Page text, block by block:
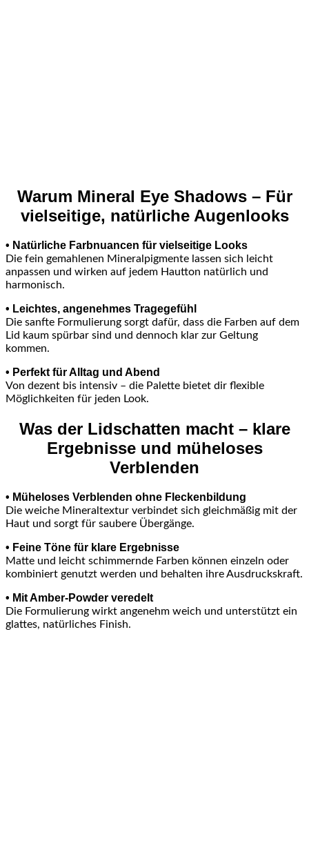
Warum Mineral Eye Shadows – Für
vielseitige, natürliche Augenlooks
• Natürliche Farbnuancen für vielseitige Looks
Die fein gemahlenen Mineralpigmente lassen sich leicht
anpassen und wirken auf jedem Hautton natürlich und
harmonisch.
• Leichtes, angenehmes Tragegefühl
Die sanfte Formulierung sorgt dafür, dass die Farben auf dem
Lid kaum spürbar sind und dennoch klar zur Geltung
kommen.
• Perfekt für Alltag und Abend
Von dezent bis intensiv – die Palette bietet dir flexible
Möglichkeiten für jeden Look.
Was der Lidschatten macht – klare
Ergebnisse und müheloses
Verblenden
• Müheloses Verblenden ohne Fleckenbildung
Die weiche Mineraltextur verbindet sich gleichmäßig mit der
Haut und sorgt für saubere Übergänge.
• Feine Töne für klare Ergebnisse
Matte und leicht schimmernde Farben können einzeln oder
kombiniert genutzt werden und behalten ihre Ausdruckskraft.
• Mit Amber-Powder veredelt
Die Formulierung wirkt angenehm weich und unterstützt ein
glattes, natürliches Finish.